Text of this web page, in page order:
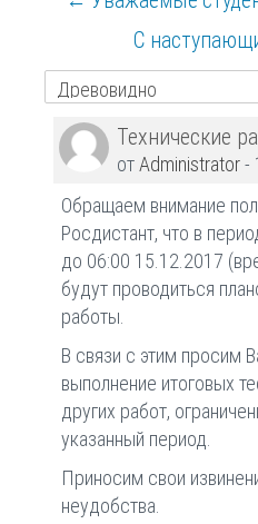
С
Технические
отAdministrator-
Количество
ответов:
Обращаем внимание
Росдистант, что в
до 06:00 15.12.2017
будут проводиться
работы.
В связи с этим просим
выполнение итоговых
других работ,
указанный период.
Приносим свои
неудобства.